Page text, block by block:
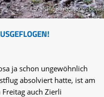
© LBV-NPV-Bartgeierwebcam
ja schon ungewöhnlich
absolviert hatte, ist am
auch Zierli